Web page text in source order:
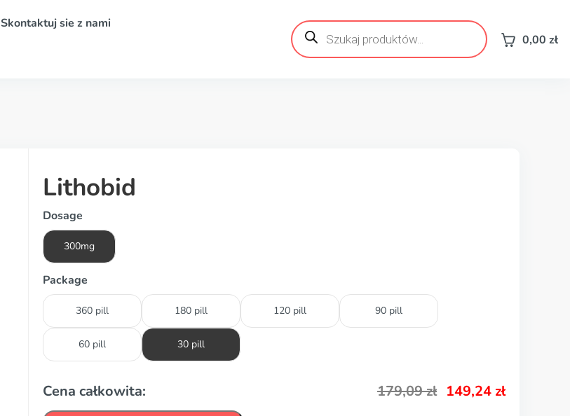
Skontaktuj sie z nami Wyszukiwarka
produktów 0,00 zł
Lithobid
Dosage
300mg
Package
360 pill 180 pill 120 pill 90 pill
60 pill 30 pill
Cena całkowita: 179,09zł 149,24 zł